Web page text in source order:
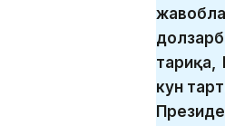
тариқа,
кун